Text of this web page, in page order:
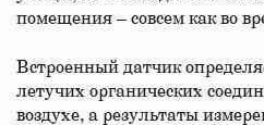
помещения – совсем как во
Встроенный датчик
летучих органических
воздухе, а результаты